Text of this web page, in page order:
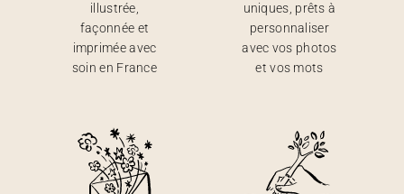
illustrée,
façonnée et
imprimée avec
soin en France
uniques, prêts à
personnaliser
avec vos photos
et vos mots